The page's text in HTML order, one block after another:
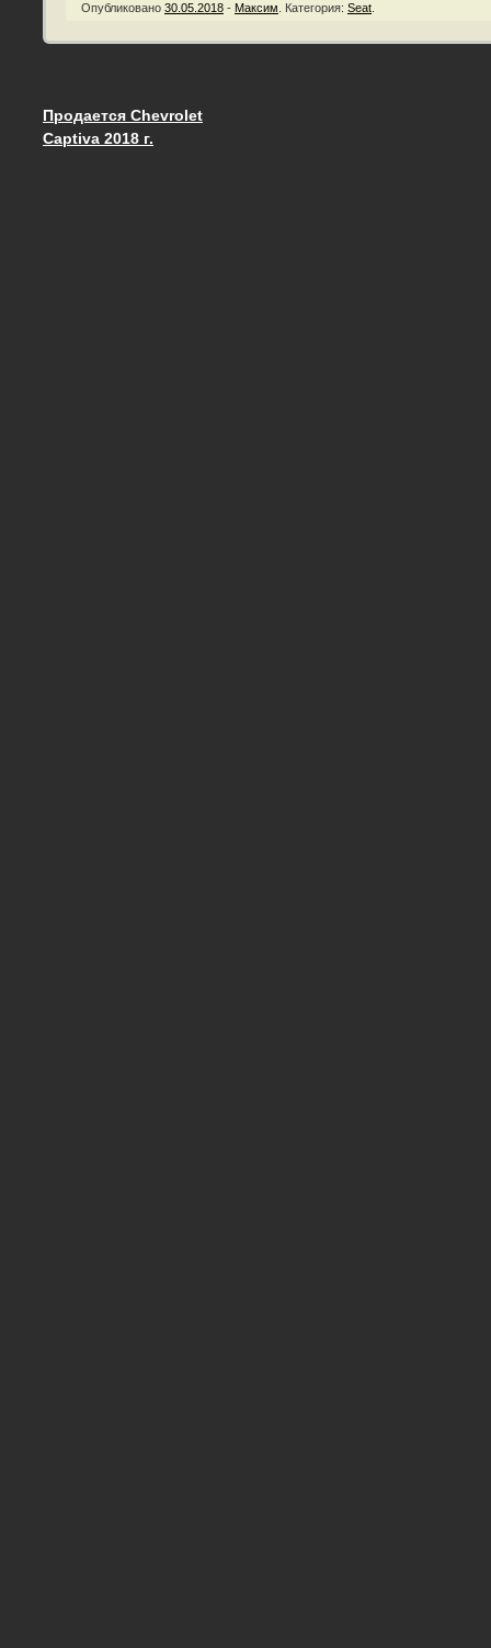
Опубликовано 30.05.2018 - Максим Категория: Seat
Запись навигация
Продается Chevrolet
Captiva 2018 г.